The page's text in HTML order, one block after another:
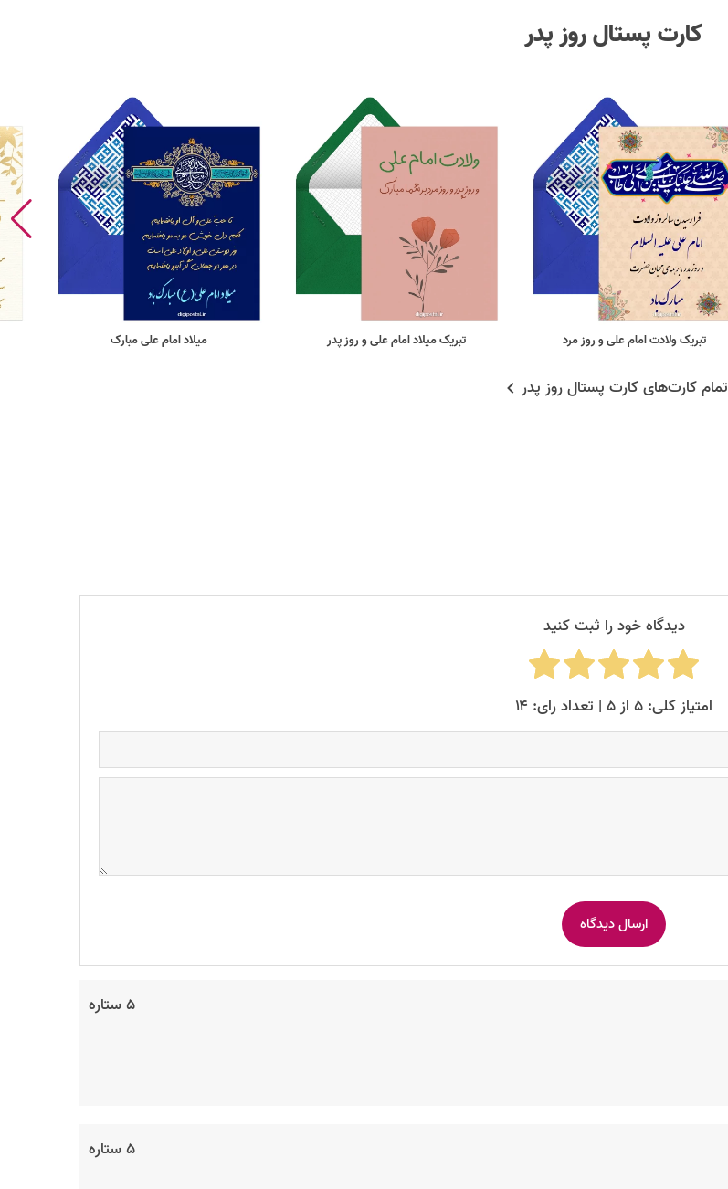
کارت پستال روز پدر
تبریک ولادت امام علی و روز مرد تبریک میلاد امام علی و روز پدر میلاد امام علی مبارک
تمام کارت‌های کارت پستال روز پدر
دیدگاه خود را ثبت کنید
امتیاز کلی: ۵ از ۵ | تعداد رای: ۱۴
۵ ستاره
۵ ستاره